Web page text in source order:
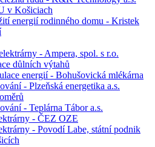
v Košiciach
energií rodinného domu - Kristek
- Ampera, spol. s r.o.
důlních výtahů
energií - Bohušovická mlékárna
- Plzeňská energetika a.s.
- Teplárna Tábor a.s.
- ČEZ OZE
- Povodí Labe, státní podnik